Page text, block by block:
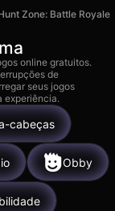
Zone: Battle Royale
online gratuitos.
de
seus jogos
experiência.
cabeças
Obby